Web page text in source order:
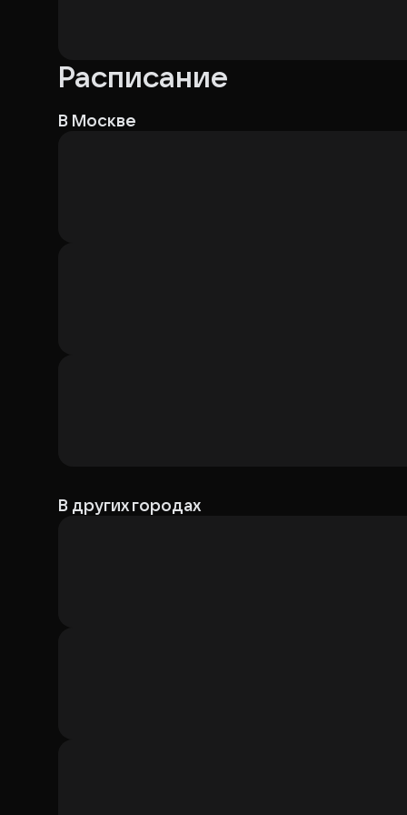
Расписание
В Москве
В других городах